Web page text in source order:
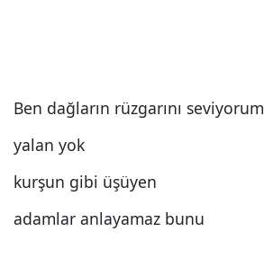
Ben dağların rüzgarını seviyorum
yalan yok
kurşun gibi üşüyen
adamlar anlayamaz bunu